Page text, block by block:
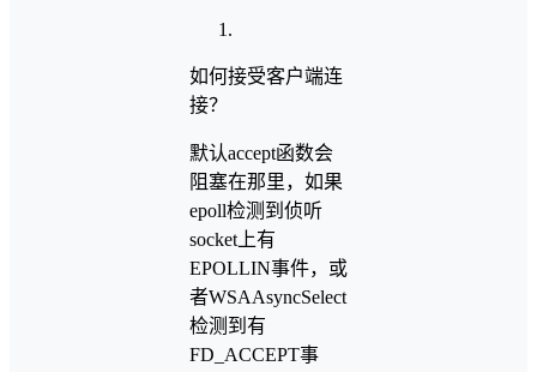
如何接受客户端连
接？
默认accept函数会
阻塞在那里，如果
epoll检测到侦听
socket上有
EPOLLIN事件，或
者WSAAsyncSelect
检测到有
FD_ACCEPT事